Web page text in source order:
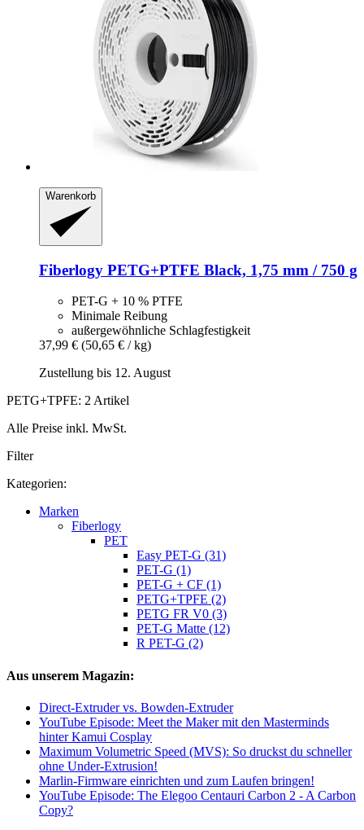
Warenkorb
Fiberlogy PETG+PTFE Black, 1,75 mm / 750 g
PET-G + 10 % PTFE
Minimale Reibung
außergewöhnliche Schlagfestigkeit
37,99 € (50,65 € / kg)
Zustellung bis 12. August
PETG+TPFE: 2 Artikel
Alle Preise inkl. MwSt.
Filter
Kategorien:
Marken
Fiberlogy
PET
Easy PET-G (31)
PET-G (1)
PET-G + CF (1)
PETG+TPFE (2)
PETG FR V0 (3)
PET-G Matte (12)
R PET-G (2)
Aus unserem Magazin:
Direct-Extruder vs. Bowden-Extruder
YouTube Episode: Meet the Maker mit den Masterminds
hinter Kamui Cosplay
Maximum Volumetric Speed (MVS): So druckst du schneller
ohne Under-Extrusion!
Marlin-Firmware einrichten und zum Laufen bringen!
YouTube Episode: The Elegoo Centauri Carbon 2 - A Carbon
Copy?